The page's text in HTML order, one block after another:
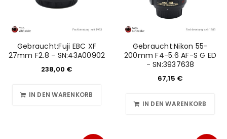
Gebraucht:Fuji EBC XF
27mm F2.8 - SN:43A00902
238,00 €
IN DEN WARENKORB
Gebraucht:Nikon 55-
200mm F4-5.6 AF-S G ED
- SN:3937638
67,15 €
IN DEN WARENKORB